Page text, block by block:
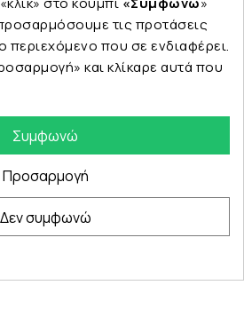
PELINA. All rights reserved.
τις προτάσεις
περιεχόμενο που σε ενδιαφέρει.
και κλίκαρε αυτά που
Συμφωνώ
Δεν συμφωνώ
Προσαρμογή